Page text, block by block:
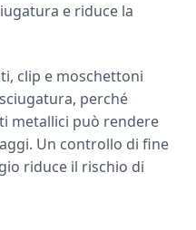
e riduce la
clip e moschettoni
perché
metallici può rendere
Un controllo di fine
riduce il rischio di